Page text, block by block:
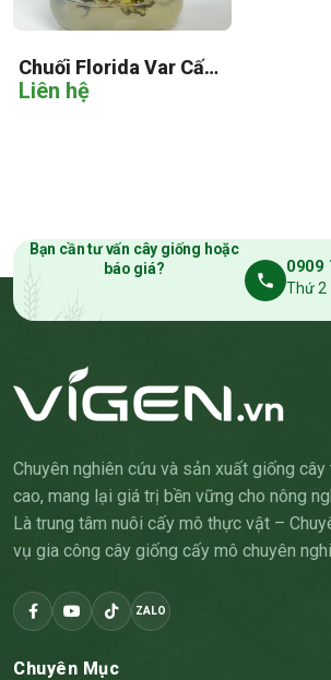
Chuối Florida Var Cấy
Mô
Liên hệ
Bạn cần tư vấn cây giống hoặc
báo giá?
0909
Thứ 2
Chuyên nghiên cứu và sản xuất giống
cao, mang lại giá trị bền vững cho nông
Là trung tâm nuôi cấy mô thực vật –
vụ gia công cây giống cấy mô chuyên
ZALO
Chuyên Mục